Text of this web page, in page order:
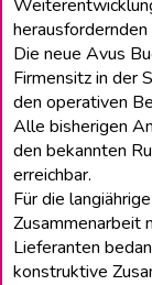
Die neue Avus
Firmensitz in der
den operativen
Alle bisherigen
den bekannten
erreichbar.
Für die
Zusammenarbeit
Lieferanten
konstruktive